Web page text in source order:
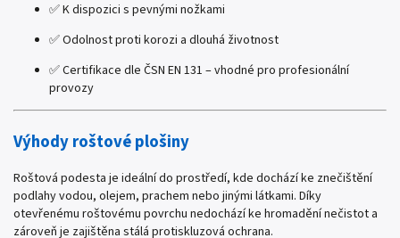
✅ K dispozici s pevnými nožkami
✅ Odolnost proti korozi a dlouhá životnost
✅ Certifikace dle ČSN EN 131 – vhodné pro profesionální
provozy
Výhody roštové plošiny
Roštová podesta je ideální do prostředí, kde dochází ke znečištění
podlahy vodou, olejem, prachem nebo jinými látkami. Díky
otevřenému roštovému povrchu nedochází ke hromadění nečistot a
zároveň je zajištěna stálá protiskluzová ochrana.